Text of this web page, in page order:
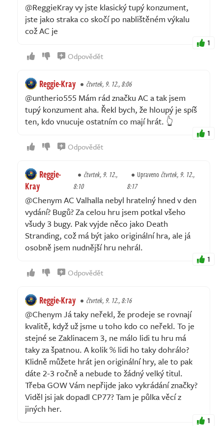
@ReggieKray vy jste klasický tupý konzument,
jste jako straka co skočí po nablištěném výkalu
což AC je
1
Odpovědět
Reggie-Kray čtvrtek, 9. 12., 8:06
@untherio555 Mám rád značku AC a tak jsem
tupý konzument aha. Řekl bych, že hloupý je spíš
ten, kdo vnucuje ostatním co mají hrát. 👆
1
Odpovědět
Reggie-
Kray
čtvrtek, 9. 12.,
8:10
Upravenočtvrtek, 9. 12.,
8:17
@Chenym AC Valhalla nebyl hratelný hned v den
vydání? Bugů? Za celou hru jsem potkal všeho
všudy 3 bugy. Pak vyjde něco jako Death
Stranding, což má být jako originální hra, ale já
osobně jsem nudnější hru nehrál.
1
Odpovědět
Reggie-Kray čtvrtek, 9. 12., 8:16
@Chenym Já taky neřekl, že prodeje se rovnají
kvalitě, když už jsme u toho kdo co neřekl. To je
stejné se Zaklinacem 3, ne málo lidi tu hru má
taky za špatnou. A kolik % lidi ho taky dohrálo?
Klidně můžete hrát jen originální hry, ale to pak
dáte 2-3 ročně a nebude to žádný velký titul.
Třeba GOW Vám nepřijde jako vykrádání značky?
Viděl jsi jak dopadl CP77? Tam je půlka věcí z
jiných her.
1